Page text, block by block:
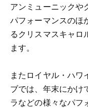
アンミューニックや
パフォーマンスのほ
るクリスマスキャロ
ます。
またロイヤル・ハ
ブでは、年末にかけ
ラなどの様々なパフ